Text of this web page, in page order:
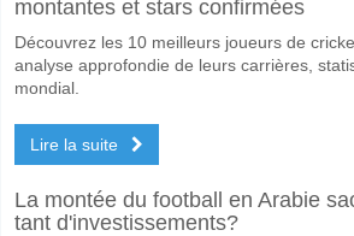
montantes et stars confirmées
Découvrez les 10 meilleurs joueurs de
analyse approfondie de leurs carrières,
mondial.
Lire la suite
La montée du football en Arabie
tant d'investissements?